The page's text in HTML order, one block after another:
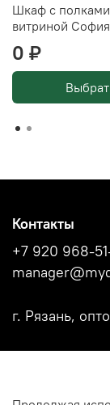
Шкаф с
витриной
0 ₽
Контакты
+7 920 968-
г. Рязань,